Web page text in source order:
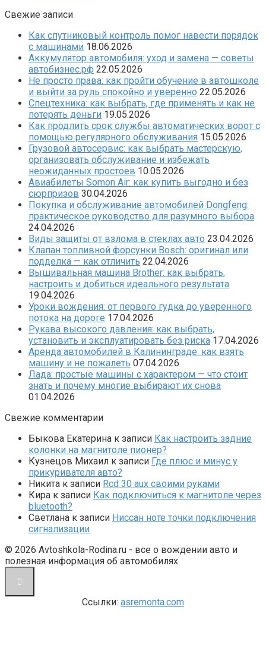
Свежие записи
Как спутниковый контроль помог навести порядок
с машинами 18.06.2026
Аккумулятор автомобиля: уход и замена — советы
автобизнес.рф 22.05.2026
Не просто права: как пройти обучение в автошколе
и выйти за руль спокойно и уверенно 22.05.2026
Спецтехника: как выбрать, где применять и как не
потерять деньги 19.05.2026
Как продлить срок службы автоматических ворот с
помощью регулярного обслуживания 15.05.2026
Грузовой автосервис: как выбрать мастерскую,
организовать обслуживание и избежать
неожиданных простоев 10.05.2026
Авиабилеты Somon Air: как купить выгодно и без
сюрпризов 30.04.2026
Покупка и обслуживание автомобилей Dongfeng:
практическое руководство для разумного выбора
24.04.2026
Виды защиты от взлома в стеклах авто 23.04.2026
Клапан топливной форсунки Bosch: оригинал или
подделка — как отличить 22.04.2026
Вышивальная машина Brother: как выбрать,
настроить и добиться идеального результата
19.04.2026
Уроки вождения: от первого гудка до уверенного
потока на дороге 17.04.2026
Рукава высокого давления: как выбрать,
установить и эксплуатировать без риска 17.04.2026
Аренда автомобилей в Калининграде: как взять
машину и не пожалеть 07.04.2026
Лада: простые машины с характером — что стоит
знать и почему многие выбирают их снова
01.04.2026
Свежие комментарии
Быкова Екатерина к записи Как настроить задние
колонки на магнитоле пионер?
Кузнецов Михаил к записи Где плюс и минус у
прикуривателя авто?
Никита к записи Rcd 30 aux своими руками
Кира к записи Как подключиться к магнитоле через
bluetooth?
Светлана к записи Ниссан ноте точки подключения
сигнализации
© 2026 Avtoshkola-Rodina.ru - все о вождении авто и
полезная информация об автомобилях
Ссылки: asremonta.com